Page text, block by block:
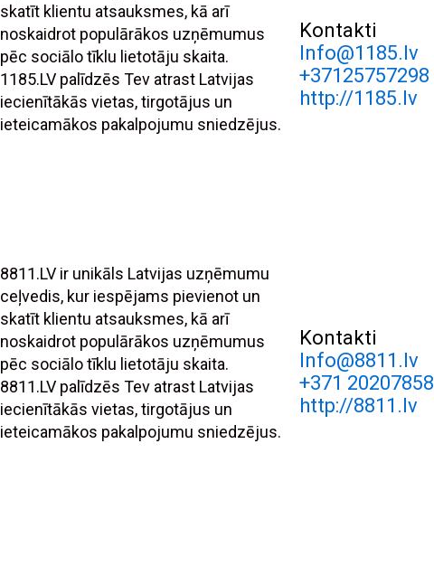
skatīt klientu atsauksmes, kā arī
noskaidrot populārākos uzņēmumus
pēc sociālo tīklu lietotāju skaita.
1185.LV palīdzēs Tev atrast Latvijas
iecienītākās vietas, tirgotājus un
ieteicamākos pakalpojumu sniedzējus.
Kontakti
Info@1185.lv
+37125757298
http://1185.lv
8811.LV ir unikāls Latvijas uzņēmumu
ceļvedis, kur iespējams pievienot un
skatīt klientu atsauksmes, kā arī
noskaidrot populārākos uzņēmumus
pēc sociālo tīklu lietotāju skaita.
8811.LV palīdzēs Tev atrast Latvijas
iecienītākās vietas, tirgotājus un
ieteicamākos pakalpojumu sniedzējus.
Kontakti
Info@8811.lv
+371 20207858
http://8811.lv